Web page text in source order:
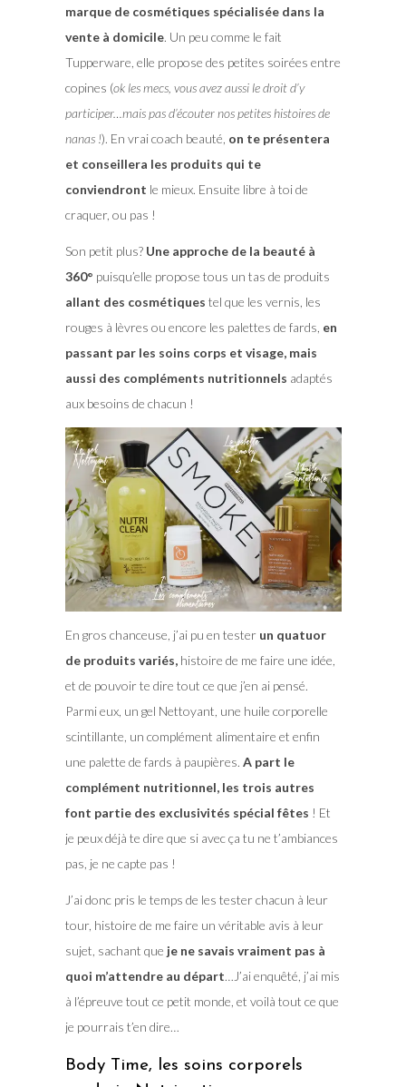
marque de cosmétiques spécialisée dans la
vente à domicile. Un peu comme le fait
Tupperware, elle propose des petites soirées entre
copines (ok les mecs, vous avez aussi le droit d’y
participer…mais pas d’écouter nos petites histoires de
nanas !). En vrai coach beauté, on te présentera
et conseillera les produits qui te
conviendront le mieux. Ensuite libre à toi de
craquer, ou pas !
Son petit plus? Une approche de la beauté à
360° puisqu’elle propose tous un tas de produits
allant des cosmétiques tel que les vernis, les
rouges à lèvres ou encore les palettes de fards, en
passant par les soins corps et visage, mais
aussi des compléments nutritionnels adaptés
aux besoins de chacun !
En gros chanceuse, j’ai pu en tester un quatuor
de produits variés, histoire de me faire une idée,
et de pouvoir te dire tout ce que j’en ai pensé.
Parmi eux, un gel Nettoyant, une huile corporelle
scintillante, un complément alimentaire et enfin
une palette de fards à paupières. A part le
complément nutritionnel, les trois autres
font partie des exclusivités spécial fêtes ! Et
je peux déjà te dire que si avec ça tu ne t’ambiances
pas, je ne capte pas !
J’ai donc pris le temps de les tester chacun à leur
tour, histoire de me faire un véritable avis à leur
sujet, sachant que je ne savais vraiment pas à
quoi m’attendre au départ…J’ai enquêté, j’ai mis
à l’épreuve tout ce petit monde, et voilà tout ce que
je pourrais t’en dire…
Body Time, les soins corporels